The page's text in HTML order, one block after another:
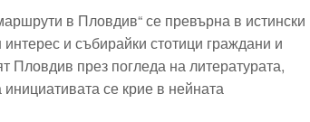
в Пловдив“ се превърна в истински
и събирайки стотици граждани и
Пловдив през погледа на литературата,
инициативата се крие в нейната